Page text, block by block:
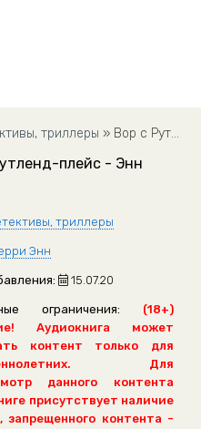
триллеры » Вор с Рутленд-плейс - Энн Перри
плейс - Энн
триллеры
Энн
15.07.20
ограничения:
(18+)
Аудиокнига может
контент только для
Для
данного контента
присутствует наличие
запрещенного контента -